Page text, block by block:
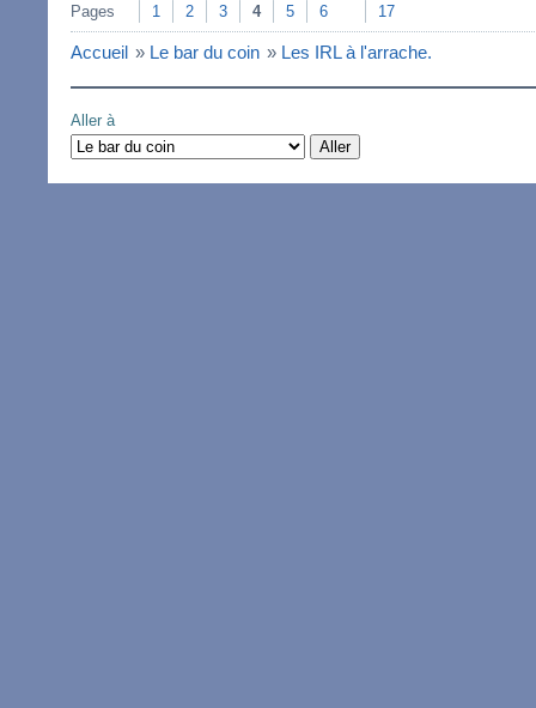
Pages 1 2 3 4 5 6 17
Accueil » Le bar du coin » Les IRL à l'arrache.
Aller à